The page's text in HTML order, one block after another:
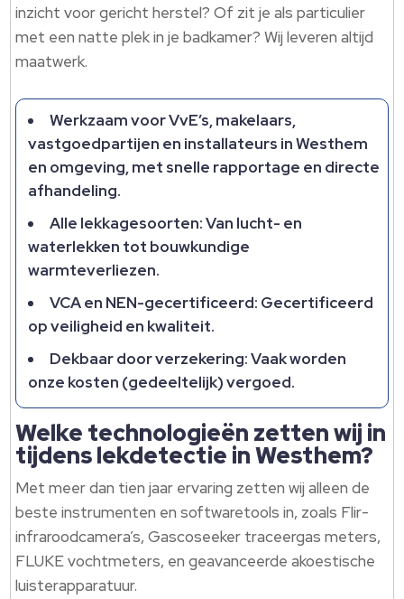
inzicht voor gericht herstel? Of zit je als particulier
met een natte plek in je badkamer? Wij leveren altijd
maatwerk.​
Werkzaam voor VvE’s, makelaars,
vastgoedpartijen en installateurs in Westhem
en omgeving, met snelle rapportage en directe
afhandeling.​
Alle lekkagesoorten: Van lucht- en
waterlekken tot bouwkundige
warmteverliezen.​
VCA en NEN-gecertificeerd: Gecertificeerd
op veiligheid en kwaliteit.​
Dekbaar door verzekering: Vaak worden
onze kosten (gedeeltelijk) vergoed.​
Welke technologieën zetten wij in
tijdens lekdetectie in Westhem?
Met meer dan tien jaar ervaring zetten wij alleen de
beste instrumenten en softwaretools in, zoals Flir-
infraroodcamera’s, Gascoseeker traceergas meters,
FLUKE vochtmeters, en geavanceerde akoestische
luisterapparatuur.​